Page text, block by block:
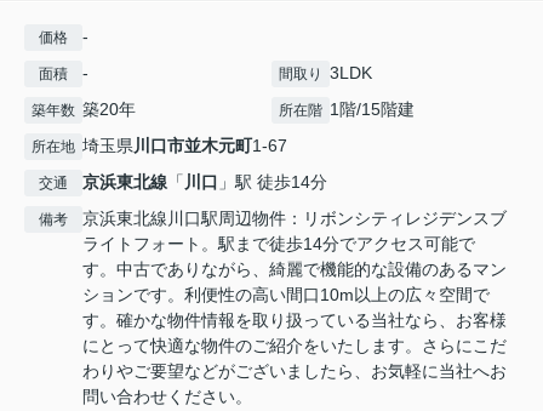
価格 -
面積 - 間取り 3LDK
築年数 築20年 所在階 1階/15階建
所在地 埼玉県川口市並木元町1-67
交通 京浜東北線 「 川口 」駅 徒歩14分
備考
京浜東北線川口駅周辺物件：リボンシティレジデンスブ
ライトフォート。駅まで徒歩14分でアクセス可能で
す。中古でありながら、綺麗で機能的な設備のあるマン
ションです。利便性の高い間口10m以上の広々空間で
す。確かな物件情報を取り扱っている当社なら、お客様
にとって快適な物件のご紹介をいたします。さらにこだ
わりやご要望などがございましたら、お気軽に当社へお
問い合わせください。